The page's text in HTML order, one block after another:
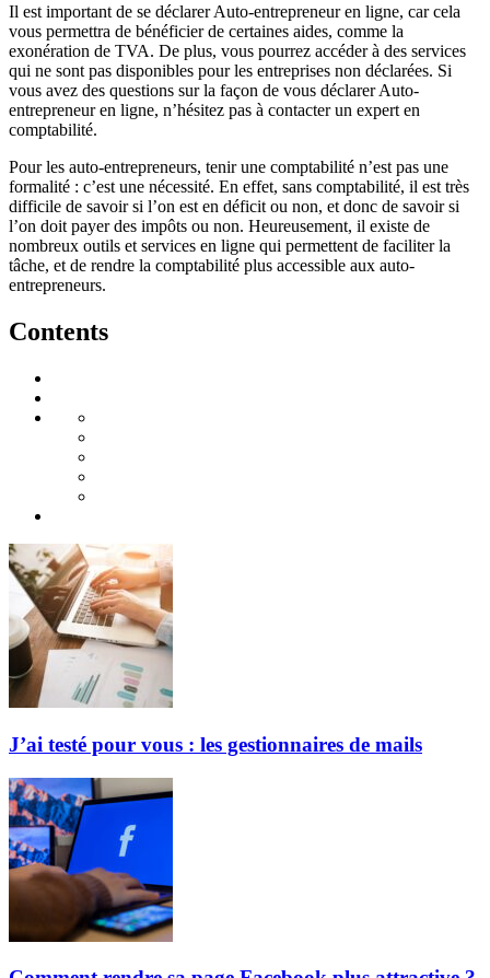
Il est important de se déclarer Auto-entrepreneur en ligne, car cela
vous permettra de bénéficier de certaines aides, comme la
exonération de TVA. De plus, vous pourrez accéder à des services
qui ne sont pas disponibles pour les entreprises non déclarées. Si
vous avez des questions sur la façon de vous déclarer Auto-
entrepreneur en ligne, n’hésitez pas à contacter un expert en
comptabilité.
Pour les auto-entrepreneurs, tenir une comptabilité n’est pas une
formalité : c’est une nécessité. En effet, sans comptabilité, il est très
difficile de savoir si l’on est en déficit ou non, et donc de savoir si
l’on doit payer des impôts ou non. Heureusement, il existe de
nombreux outils et services en ligne qui permettent de faciliter la
tâche, et de rendre la comptabilité plus accessible aux auto-
entrepreneurs.
Contents
J’ai testé pour vous : les gestionnaires de mails